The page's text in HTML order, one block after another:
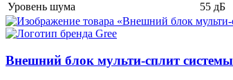
Уровень шума
55 дБ
Внешний блок мульти-сплит системы